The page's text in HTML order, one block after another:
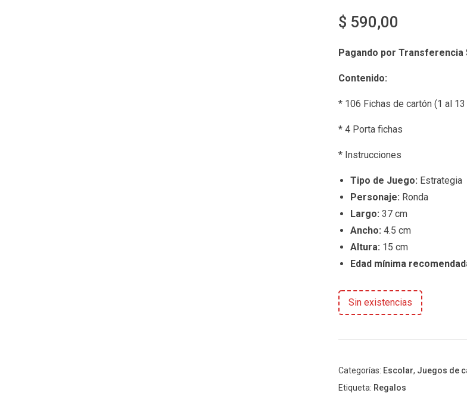
$ 590,00
Pagando por Transferencia
Contenido:
* 106 Fichas de cartón (1 al
* 4 Porta fichas
* Instrucciones
Tipo de Juego: Estrategia
Personaje: Ronda
Largo: 37 cm
Ancho: 4.5 cm
Altura: 15 cm
Edad mínima
Sin existencias
Categorías: Escolar, Juegos de
Etiqueta: Regalos